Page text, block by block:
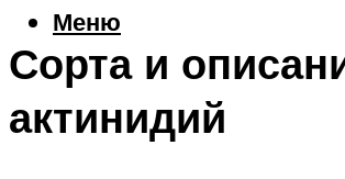
Меню
Сорта и
актинидий